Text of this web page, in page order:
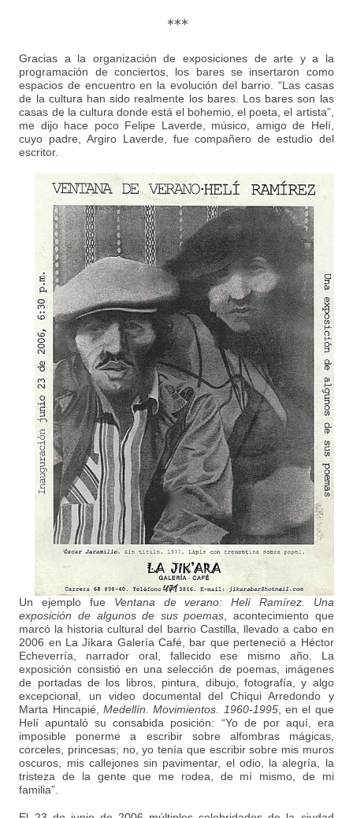
***
Gracias a la organización de exposiciones de arte y a la
programación de conciertos, los bares se insertaron como
espacios de encuentro en la evolución del barrio. “Las casas
de la cultura han sido realmente los bares. Los bares son las
casas de la cultura donde está el bohemio, el poeta, el artista”,
me dijo hace poco Felipe Laverde, músico, amigo de Helí,
cuyo padre, Argiro Laverde, fue compañero de estudio del
escritor.
Un ejemplo fue Ventana de verano: Helí Ramírez. Una
exposición de algunos de sus poemas, acontecimiento que
marcó la historia cultural del barrio Castilla, llevado a cabo en
2006 en La Jíkara Galería Café, bar que perteneció a Héctor
Echeverría, narrador oral, fallecido ese mismo año. La
exposición consistió en una selección de poemas, imágenes
de portadas de los libros, pintura, dibujo, fotografía, y algo
excepcional, un video documental del Chiqui Arredondo y
Marta Hincapié,Medellín. Movimientos. 1960-1995, en el que
Helí apuntaló su consabida posición: “Yo de por aquí, era
imposible ponerme a escribir sobre alfombras mágicas,
corceles, princesas; no, yo tenía que escribir sobre mis muros
oscuros, mis callejones sin pavimentar, el odio, la alegría, la
tristeza de la gente que me rodea, de mí mismo, de mi
familia”.